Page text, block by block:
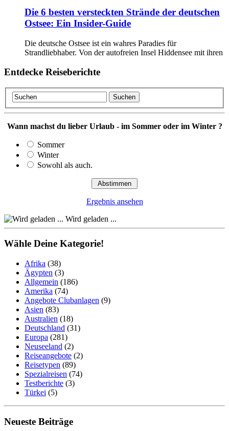
Die 6 besten versteckten Strände der deutschen
Ostsee: Ein Insider-Guide
Die deutsche Ostsee ist ein wahres Paradies für
Strandliebhaber. Von der autofreien Insel Hiddensee mit ihren
Entdecke Reiseberichte
Wann machst du lieber Urlaub - im Sommer oder im Winter ?
Sommer
Winter
Sowohl als auch.
Ergebnis ansehen
Wird geladen ...
Wähle Deine Kategorie!
Afrika (38)
Ägypten (3)
Allgemein (186)
Amerika (74)
Angebote Clubanlagen (9)
Asien (83)
Australien (18)
Deutschland (31)
Europa (281)
Neuseeland (2)
Reiseangebote (2)
Reisetypen (89)
Spezialreisen (74)
Testberichte (3)
Türkei (5)
Neueste Beiträge